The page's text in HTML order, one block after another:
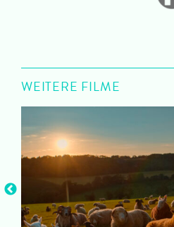
WEITERE FILME